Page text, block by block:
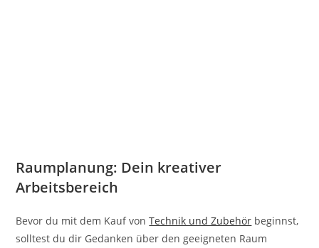
Raumplanung: Dein kreativer
Arbeitsbereich
Bevor du mit dem Kauf vonTechnik und Zubehör beginnst,
solltest du dir Gedanken über den geeigneten Raum